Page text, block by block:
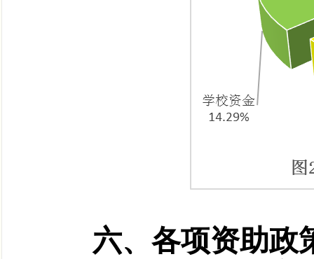
六、各项资助政